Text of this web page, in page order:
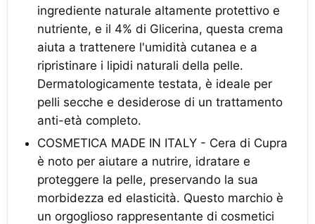
ingrediente naturale altamente protettivo e
nutriente, e il 4% di Glicerina, questa crema
aiuta a trattenere l'umidità cutanea e a
ripristinare i lipidi naturali della pelle.
Dermatologicamente testata, è ideale per
pelli secche e desiderose di un trattamento
anti-età completo.
COSMETICA MADE IN ITALY - Cera di Cupra
è noto per aiutare a nutrire, idratare e
proteggere la pelle, preservando la sua
morbidezza ed elasticità. Questo marchio è
un orgoglioso rappresentante di cosmetici